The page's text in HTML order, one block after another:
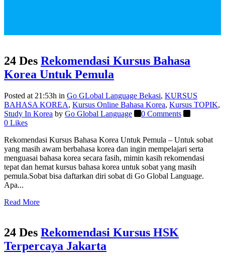
24 Des Rekomendasi Kursus Bahasa
Korea Untuk Pemula
Posted at 21:53h in Go GLobal Language Bekasi, KURSUS
BAHASA KOREA, Kursus Online Bahasa Korea, Kursus TOPIK,
Study In Korea by Go Global Language
0 Comments
0 Likes
Rekomendasi Kursus Bahasa Korea Untuk Pemula – Untuk sobat
yang masih awam berbahasa korea dan ingin mempelajari serta
menguasai bahasa korea secara fasih, mimin kasih rekomendasi
tepat dan hemat kursus bahasa korea untuk sobat yang masih
pemula.Sobat bisa daftarkan diri sobat di Go Global Language.
Apa...
Read More
24 Des Rekomendasi Kursus HSK
Terpercaya Jakarta